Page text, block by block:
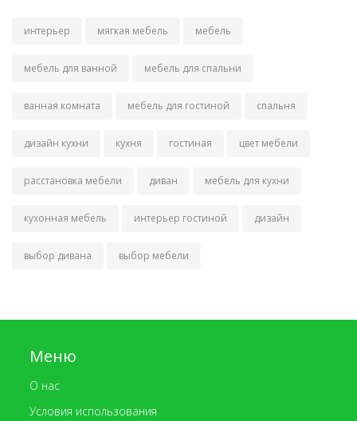
интерьер мягкая мебель мебель
мебель для ванной мебель для спальни
ванная комната мебель для гостиной спальня
дизайн кухни кухня гостиная цвет мебели
расстановка мебели диван мебель для кухни
кухонная мебель интерьер гостиной дизайн
выбор дивана выбор мебели
Меню
О нас
Условия использования